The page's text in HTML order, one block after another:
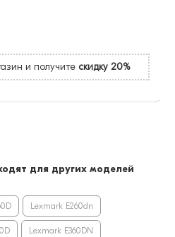
и получите скидку 20%
для других моделей
Lexmark E260dn
Lexmark E360DN